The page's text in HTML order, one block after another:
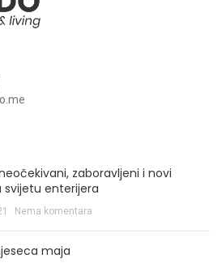
zaboravljeni i novi
svijetu enterijera
Nema komentara
maja